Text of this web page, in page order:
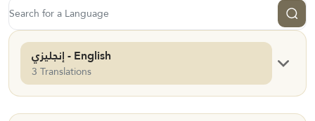
إنجليزي - English
3 Translations